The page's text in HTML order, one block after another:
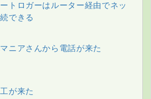
トロガーはルーター経由でネッ
続できる
ニアさんから電話が来た
が来た